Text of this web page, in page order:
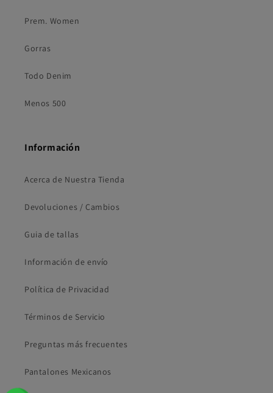
Prem. Women
Gorras
Todo Denim
Menos 500
Información
Acerca de Nuestra Tienda
Devoluciones / Cambios
Guia de tallas
Información de envío
Política de Privacidad
Términos de Servicio
Preguntas más frecuentes
Pantalones Mexicanos